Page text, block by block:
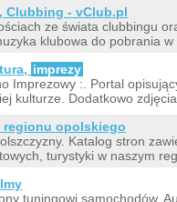
, Clubbing - vClub.pl
ze świata clubbingu
klubowa do pobrania
imprezy
Imprezowy :. Portal
kulturze. Dodatkowo
regionu opolskiego
Katalog stron
turystyki w naszym
tuningowi samochodów.